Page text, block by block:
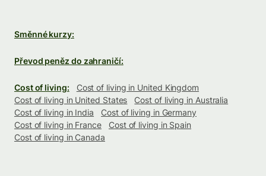
Směnné kurzy:
Převod peněz do zahraničí:
Cost of living:
Cost of living in United Kingdom
Cost of living in United States
Cost of living in Australia
Cost of living in India
Cost of living in Germany
Cost of living in France
Cost of living in Spain
Cost of living in Canada